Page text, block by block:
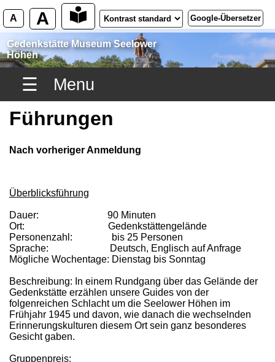
A A Google-Übersetzer
Gedenkstätte Museum Seelower
Höhen
☰ Menu
Führungen
Nach vorheriger Anmeldung
Überblicksführung
Dauer: 90 Minuten
Ort: Gedenkstättengelände
Personenzahl: bis 25 Personen
Sprache: Deutsch, Englisch auf Anfrage
Mögliche Wochentage: Dienstag bis Sonntag
Beschreibung: In einem Rundgang über das Gelände der
Gedenkstätte erzählen unsere Guides von der
folgenreichen Schlacht um die Seelower Höhen im
Frühjahr 1945 und davon, wie danach die wechselnden
Erinnerungskulturen diesem Ort sein ganz besonderes
Gesicht gaben.
Gruppenpreis: